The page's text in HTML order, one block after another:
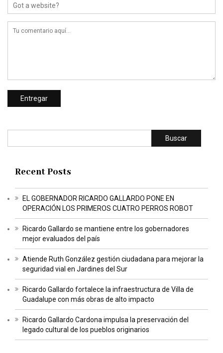
Buscar
Recent Posts
EL GOBERNADOR RICARDO GALLARDO PONE EN
OPERACIÓN LOS PRIMEROS CUATRO PERROS ROBOT
Ricardo Gallardo se mantiene entre los gobernadores
mejor evaluados del país
Atiende Ruth González gestión ciudadana para mejorar la
seguridad vial en Jardines del Sur
Ricardo Gallardo fortalece la infraestructura de Villa de
Guadalupe con más obras de alto impacto
Ricardo Gallardo Cardona impulsa la preservación del
legado cultural de los pueblos originarios